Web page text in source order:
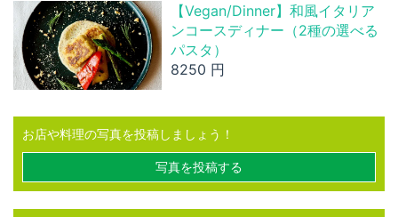
【Vegan/Dinner】和風イタリア
ンコースディナー（2種の選べる
パスタ）
8250 円
お店や料理の写真を投稿しましょう！
写真を投稿する